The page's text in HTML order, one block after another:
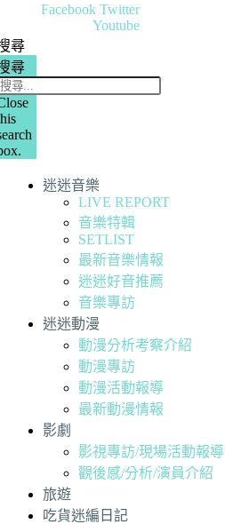
Facebook Twitter
Youtube
尋
尋
迷迷音樂
LIVE REPORT
音樂特輯
SETLIST
最新音樂情報
迷迷好音推薦
音樂專訪
迷迷動漫
動漫分析考察介紹
動漫專訪
動漫活動報導
最新動漫情報
影劇
影視專訪/現場活動報導
觀後感/分析/演員介紹
旅遊
吃貨迷編日記